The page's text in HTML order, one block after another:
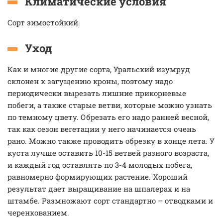
Сорт зимостойкий.
Уход
Как и многие другие сорта, Уральский изумруд
склонен к загущению кроны, поэтому надо
периодически вырезать лишние прикорневые
побеги, а также старые ветви, которые можно узнать
по темному цвету. Обрезать его надо ранней весной,
так как сезон вегетации у него начинается очень
рано. Можно также проводить обрезку в конце лета. У
куста лучше оставить 10-15 ветвей разного возраста,
и каждый год оставлять по 3-4 молодых побега,
равномерно формирующих растение. Хороший
результат дает выращивание на шпалерах и на
штамбе. Размножают сорт стандартно – отводками и
черенкованием.